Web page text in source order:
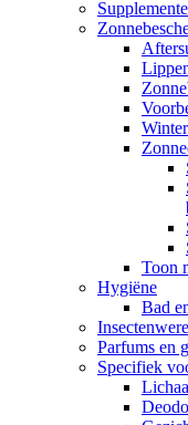
Toon
Hygiëne
Bad
Parfums en
Specifiek